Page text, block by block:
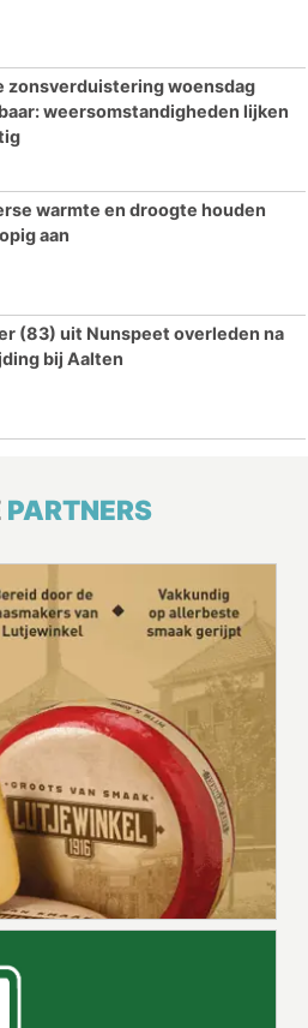
zonsverduistering woensdag
weersomstandigheden lijken
warmte en droogte houden
aan
(83) uit Nunspeet overleden na
bij Aalten
PARTNERS